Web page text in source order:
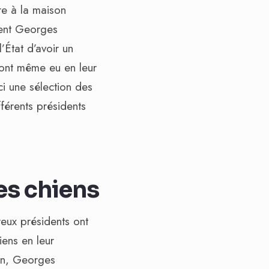
à la maison
Georges
d’avoir un
même eu en leur
une sélection des
présidents
chiens
présidents ont
en leur
Georges